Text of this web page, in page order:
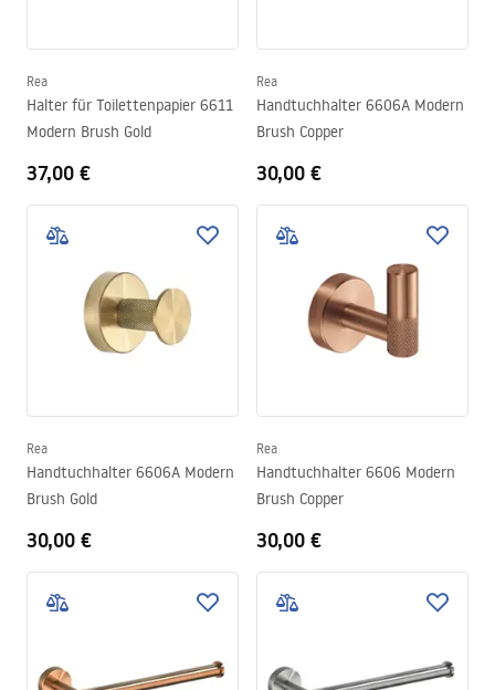
Rea
Halter für Toilettenpapier 6611
Modern Brush Gold
37,00 €
Rea
Handtuchhalter 6606A Modern
Brush Copper
30,00 €
Rea
Handtuchhalter 6606A Modern
Brush Gold
30,00 €
Rea
Handtuchhalter 6606 Modern
Brush Copper
30,00 €